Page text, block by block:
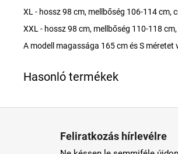
XL - hossz 98 cm, mellbőség 106-114 cm,
XXL - hossz 98 cm, mellbőség 110-118
A modell magassága 165 cm és S méretet
Feliratkozás hírlevélre